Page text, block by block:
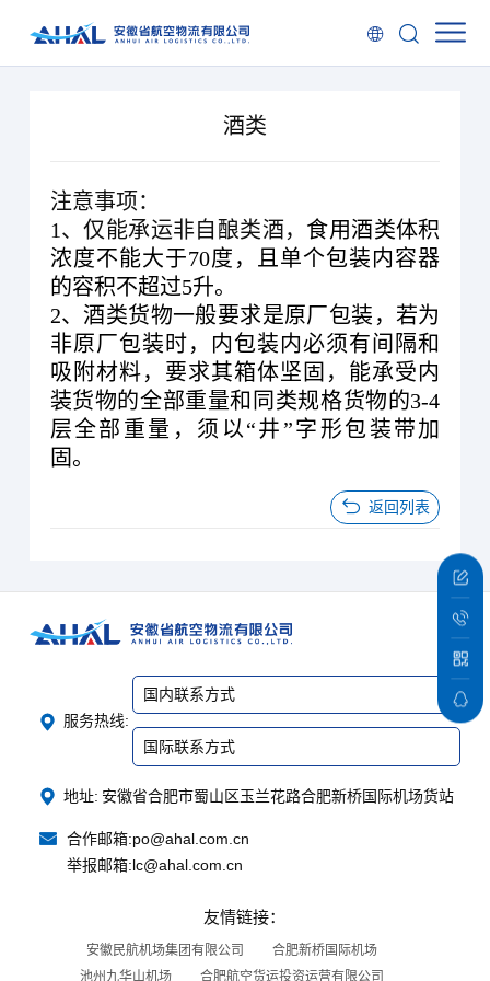
酒类
注意事项：
1、仅能承运非自酿类酒， 食用酒类体积
浓度不能大于70度，且单个包装内容器
的容积不超过5升。
2、酒类货物一般要求是原厂包装，若为
非原厂包装时，内包装内必须有间隔和
吸附材料，要求其箱体坚固，能承受内
装货物的全部重量和同类规格货物的3-4
层全部重量，须以“井”字形包装带加
固。
返回列表
服务热线:
国内联系方式
国际联系方式
地址: 安徽省合肥市蜀山区玉兰花路合肥新桥国际机场货站
合作邮箱:po@ahal.com.cn
举报邮箱:lc@ahal.com.cn
友情链接：
安徽民航机场集团有限公司
合肥新桥国际机场
池州九华山机场
合肥航空货运投资运营有限公司